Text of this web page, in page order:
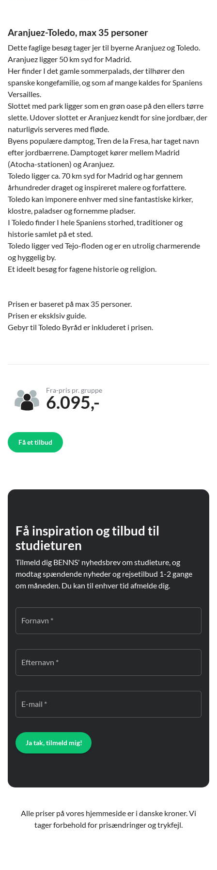
Aranjuez-Toledo, max 35 personer
Dette faglige besøg tager jer til byerne Aranjuez og Toledo.
Aranjuez ligger 50 km syd for Madrid.
Her finder I det gamle sommerpalads, der tilhører den
spanske kongefamilie, og som af mange kaldes for Spaniens
Versailles.
Slottet med park ligger som en grøn oase på den ellers tørre
slette. Udover slottet er Aranjuez kendt for sine jordbær, der
naturligvis serveres med fløde.
Byens populære damptog, Tren de la Fresa, har taget navn
efter jordbærrene. Damptoget kører mellem Madrid
(Atocha-stationen) og Aranjuez.
Toledo ligger ca. 70 km syd for Madrid og har gennem
århundreder draget og inspireret malere og forfattere.
Toledo kan imponere enhver med sine fantastiske kirker,
klostre, paladser og fornemme pladser.
I Toledo finder I hele Spaniens storhed, traditioner og
historie samlet på et sted.
Toledo ligger ved Tejo-floden og er en utrolig charmerende
og hyggelig by.
Et ideelt besøg for fagene historie og religion.
Prisen er baseret på max 35 personer.
Prisen er eksklsiv guide.
Gebyr til Toledo Byråd er inkluderet i prisen.
Fra-pris pr. gruppe
6.095,-
Få et tilbud
Få inspiration og tilbud til
studieturen
Tilmeld dig BENNS' nyhedsbrev om studieture, og
modtag spændende nyheder og rejsetilbud 1-2 gange
om måneden. Du kan til enhver tid afmelde dig.
Fornavn *
Efternavn *
E-mail *
Ja tak, tilmeld mig!
Alle priser på vores hjemmeside er i danske kroner. Vi
tager forbehold for prisændringer og trykfejl.